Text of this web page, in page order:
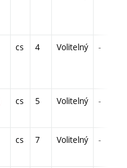
cs 4 Volitelný -
cs 5 Volitelný -
cs 7 Volitelný -